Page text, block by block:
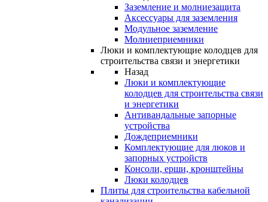
Заземление и молниезащита
Аксессуары для заземления
Модульное заземление
Молниеприемники
Люки и комплектующие колодцев для
строительства связи и энергетики
Назад
Люки и комплектующие
колодцев для строительства связи
и энергетики
Антивандальные запорные
устройства
Дождеприемники
Комплектующие для люков и
запорных устройств
Консоли, ерши, кронштейны
Люки колодцев
Плиты для строительства кабельной